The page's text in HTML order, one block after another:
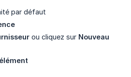
par défaut
ou cliquez sur Nouveau